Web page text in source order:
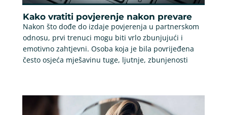
Kako vratiti povjerenje nakon prevare
Nakon što dođe do izdaje povjerenja u partnerskom
odnosu, prvi trenuci mogu biti vrlo zbunjujući i
emotivno zahtjevni. Osoba koja je bila povrijeđena
često osjeća mješavinu tuge, ljutnje, zbunjenosti